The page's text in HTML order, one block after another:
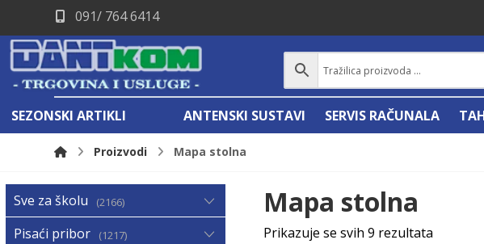
091/ 764 6414
SEZONSKI ARTIKLI ANTENSKI SUSTAVI SERVIS RAČUNALA
Proizvodi Mapa stolna
Mapa stolna
Prikazuje se svih 9 rezultata
Sve za školu 2166
Pisaći pribor 1217